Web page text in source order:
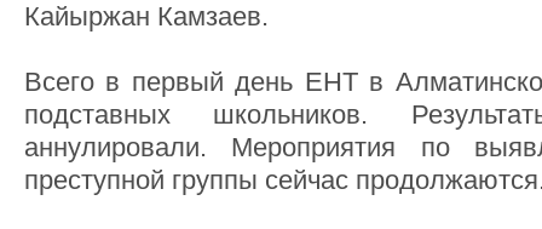
Кайыржан Камзаев.
Всего в первый день ЕНТ в
подставных школьников.
аннулировали. Мероприятия по
преступной группы сейчас